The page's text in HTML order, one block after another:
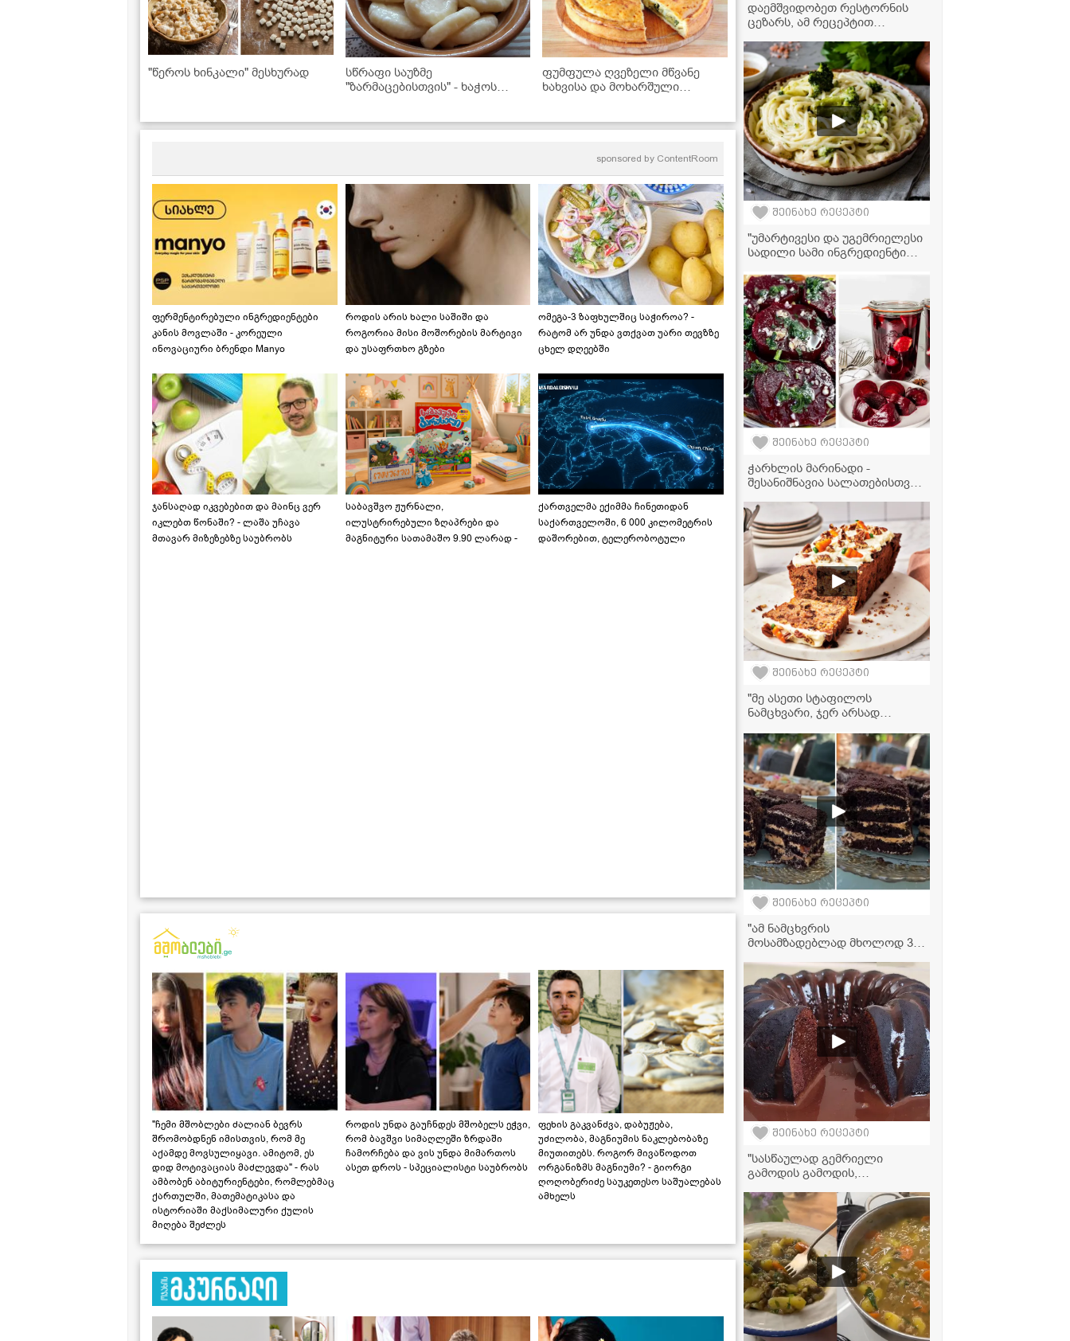
"წეროს ხინკალი" მესხურად
სწრაფი საუზმე
"ზარმაცებისთვის" - ხაჭოს
ფუმფულა ღვეზელი მწვანე
ხახვისა და მოხარშული
sponsored by ContentRoom
ფერმენტირებული ინგრედიენტები
კანის მოვლაში - კორეული
ინოვაციური ბრენდი Manyo
როდის არის ხალი საშიში და
როგორია მისი მოშორების მარტივი
და უსაფრთხო გზები
ომეგა-3 ზაფხულშიც საჭიროა? -
რატომ არ უნდა ვთქვათ უარი თევზზე
ცხელ დღეებში
ჯანსაღად იკვებებით და მაინც ვერ
იკლებთ წონაში? - ლაშა უჩავა
მთავარ მიზეზებზე საუბრობს
საბავშვო ჟურნალი,
ილუსტრირებული ზღაპრები და
მაგნიტური სათამაშო 9.90 ლარად -
ქართველმა ექიმმა ჩინეთიდან
საქართველოში, 6 000 კილომეტრის
დაშორებით, ტელერობოტული
"ჩემი მშობლები ძალიან ბევრს
შრომობდნენ იმისთვის, რომ მე
აქამდე მოვსულიყავი. ამიტომ, ეს
დიდ მოტივაციას მაძლევდა" - რას
ამბობენ აბიტურიენტები, რომლებმაც
ქართულში, მათემატიკასა და
ისტორიაში მაქსიმალური ქულის
მიღება შეძლეს
როდის უნდა გაუჩნდეს მშობელს ეჭვი,
რომ ბავშვი სიმაღლეში ზრდაში
ჩამორჩება და ვის უნდა მიმართოს
ასეთ დროს - სპეციალისტი საუბრობს
ფეხის გაკვანძვა, დაბუჟება,
უძილობა, მაგნიუმის ნაკლებობაზე
მიუთითებს. როგორ მივაწოდოთ
ორგანიზმს მაგნიუმი? - გიორგი
ღოღობერიძე საუკეთესო საშუალებას
ამხელს
დაემშვიდობეთ რესტორნის
ცეზარს, ამ რეცეპტით
შეინახე რეცეპტი
"უმარტივესი და უგემრიელესი
სადილი სამი ინგრედიენტით -
ბროკოლით" - ვიდეორეცეპტი
შეინახე რეცეპტი
ჭარხლის მარინადი -
შესანიშნავია სალათებისთვის,
ქილიდან მისართმევად
შეინახე რეცეპტი
"მე ასეთი სტაფილოს
ნამცხვარი, ჯერ არსად
სტაფილოს ნამცხვრის
ვიდეორეცეპტი
შეინახე რეცეპტი
"ამ ნამცხვრის
მოსამზადებლად მხოლოდ 30
მარტივია და თან
უგემრიელესი გამოდის!" -
მკითხველის ვიდეორეცეპტი
შეინახე რეცეპტი
"სასწაულად გემრიელი
გამოდის გამოდის,
მომზადება" - მკითხველის
ვიდეორეცეპტი